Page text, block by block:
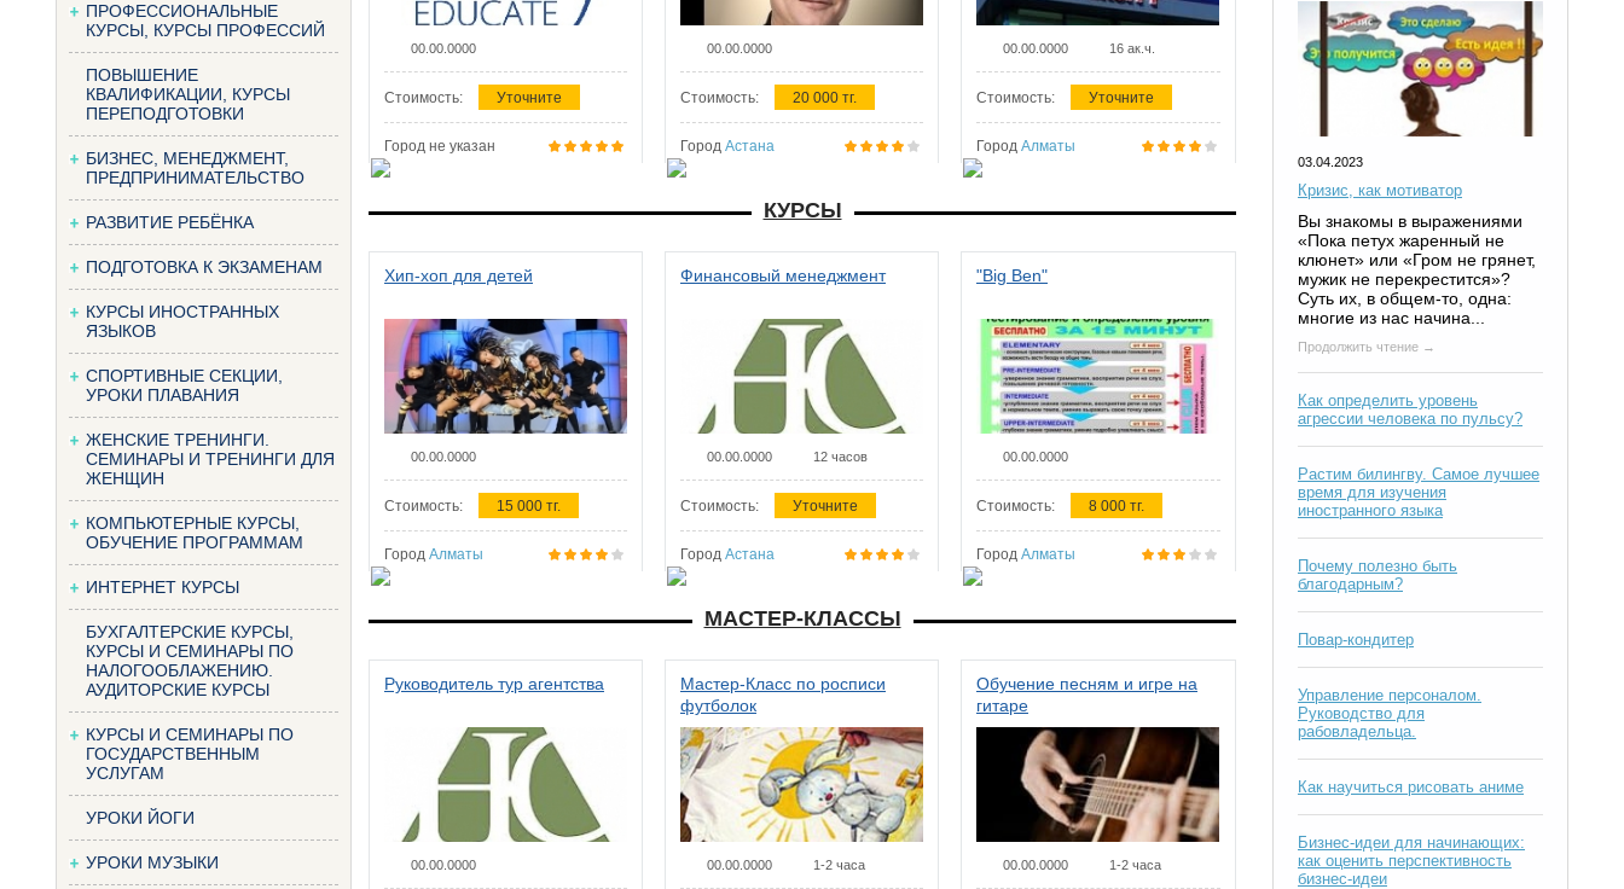
ПРОФЕССИОНАЛЬНЫЕ
КУРСЫ, КУРСЫ ПРОФЕССИЙ
ПОВЫШЕНИЕ
КВАЛИФИКАЦИИ, КУРСЫ
ПЕРЕПОДГОТОВКИ
БИЗНЕС, МЕНЕДЖМЕНТ,
ПРЕДПРИНИМАТЕЛЬСТВО
РАЗВИТИЕ РЕБЁНКА
ПОДГОТОВКА К ЭКЗАМЕНАМ
КУРСЫ ИНОСТРАННЫХ
ЯЗЫКОВ
СПОРТИВНЫЕ СЕКЦИИ,
УРОКИ ПЛАВАНИЯ
ЖЕНСКИЕ ТРЕНИНГИ.
СЕМИНАРЫ И ТРЕНИНГИ ДЛЯ
ЖЕНЩИН
КОМПЬЮТЕРНЫЕ КУРСЫ,
ОБУЧЕНИЕ ПРОГРАММАМ
ИНТЕРНЕТ КУРСЫ
БУХГАЛТЕРСКИЕ КУРСЫ,
КУРСЫ И СЕМИНАРЫ ПО
НАЛОГООБЛАЖЕНИЮ.
АУДИТОРСКИЕ КУРСЫ
КУРСЫ И СЕМИНАРЫ ПО
ГОСУДАРСТВЕННЫМ
УСЛУГАМ
УРОКИ ЙОГИ
УРОКИ МУЗЫКИ
00.00.0000
Стоимость: Уточните
Город не указан
00.00.0000
Стоимость: 20 000 тг.
Город Астана
00.00.0000 16 ак.ч.
Стоимость: Уточните
Город Алматы
КУРСЫ
Хип-хоп для детей
00.00.0000
Стоимость: 15 000 тг.
Город Алматы
Финансовый менеджмент
00.00.0000 12 часов
Стоимость: Уточните
Город Астана
"Big Ben"
00.00.0000
Стоимость: 8 000 тг.
Город Алматы
МАСТЕР-КЛАССЫ
Руководитель тур агентства
00.00.0000
Мастер-Класс по росписи
футболок
00.00.0000 1-2 часа
Обучение песням и игре на
гитаре
00.00.0000 1-2 часа
03.04.2023
Кризис, как мотиватор
Вы знакомы в выражениями
«Пока петух жаренный не
клюнет» или «Гром не грянет,
мужик не перекрестится»?
Суть их, в общем-то, одна:
многие из нас начина...
Продолжить чтение →
Как определить уровень
агрессии человека по пульсу?
Растим билингву. Самое лучшее
время для изучения
иностранного языка
Почему полезно быть
благодарным?
Повар-кондитер
Управление персоналом.
Руководство для
рабовладельца.
Как научиться рисовать аниме
Бизнес-идеи для начинающих:
как оценить перспективность
бизнес-идеи